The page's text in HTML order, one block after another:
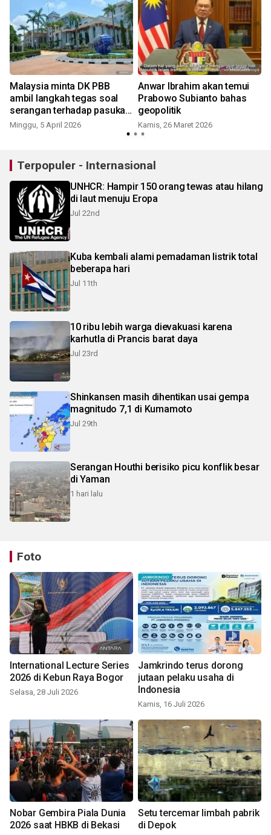
Malaysia minta DK PBB
ambil langkah tegas soal
serangan terhadap pasukan
UNIFIL
Minggu, 5 April 2026
Anwar Ibrahim akan temui
Prabowo Subianto bahas
geopolitik
Kamis, 26 Maret 2026
Terpopuler - Internasional
UNHCR: Hampir 150 orang tewas atau hilang
di laut menuju Eropa
Jul 22nd
Kuba kembali alami pemadaman listrik total
beberapa hari
Jul 11th
10 ribu lebih warga dievakuasi karena
karhutla di Prancis barat daya
Jul 23rd
Shinkansen masih dihentikan usai gempa
magnitudo 7,1 di Kumamoto
Jul 29th
Serangan Houthi berisiko picu konflik besar
di Yaman
1 hari lalu
Foto
International Lecture Series
2026 di Kebun Raya Bogor
Selasa, 28 Juli 2026
Jamkrindo terus dorong
jutaan pelaku usaha di
Indonesia
Kamis, 16 Juli 2026
Nobar Gembira Piala Dunia
2026 saat HBKB di Bekasi
Setu tercemar limbah pabrik
di Depok